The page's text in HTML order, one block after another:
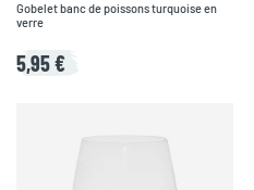
Gobelet banc de poissons turquoise en
verre
5,95 €